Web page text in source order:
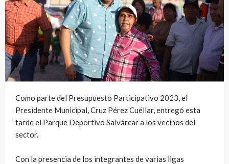
Como parte del Presupuesto Participativo 2023, el
Presidente Municipal, Cruz Pérez Cuéllar, entregó esta
tarde el Parque Deportivo Salvárcar a los vecinos del
sector.
Con la presencia de los integrantes de varias ligas